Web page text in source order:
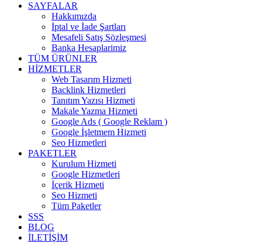
SAYFALAR
Hakkımızda
İptal ve İade Şartları
Mesafeli Satış Sözleşmesi
Banka Hesaplarimiz
TÜM ÜRÜNLER
HİZMETLER
Web Tasarım Hizmeti
Backlink Hizmetleri
Tanıtım Yazısı Hizmeti
Makale Yazma Hizmeti
Google Ads ( Google Reklam )
Google İşletmem Hizmeti
Seo Hizmetleri
PAKETLER
Kurulum Hizmeti
Google Hizmetleri
İçerik Hizmeti
Seo Hizmeti
Tüm Paketler
SSS
BLOG
İLETİŞİM